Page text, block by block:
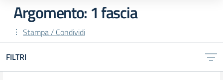
Argomento: 1 fascia
Stampa / Condividi
FILTRI